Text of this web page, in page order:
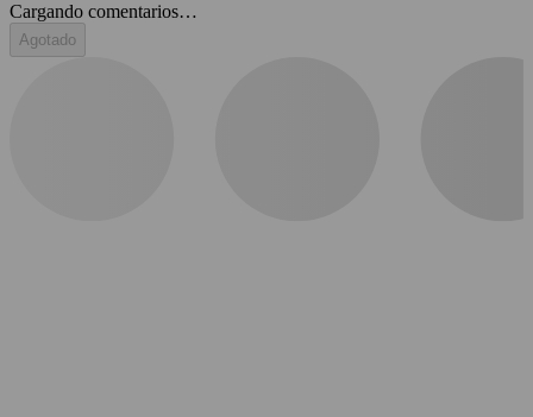
Cargando comentarios…
Agotado